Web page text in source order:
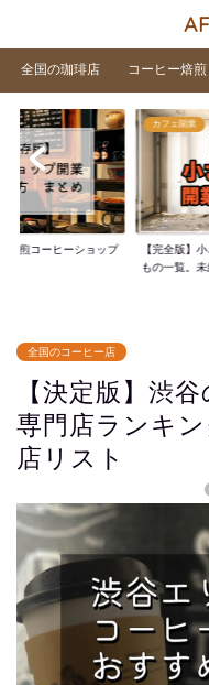
全国の珈琲店 コーヒー焙煎
焙煎コーヒーショップ
カフェ開業
【完全版】
もの一覧。未
全国のコーヒー店
【決定版】渋
専門店ランキ
店リスト